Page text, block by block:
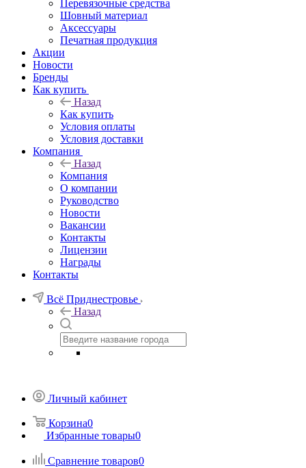
Перевязочные средства
Шовный материал
Аксессуары
Печатная продукция
Акции
Новости
Бренды
Как купить
Назад
Как купить
Условия оплаты
Условия доставки
Компания
Назад
Компания
О компании
Руководство
Новости
Вакансии
Контакты
Лицензии
Награды
Контакты
Всё Приднестровье
Назад
Личный кабинет
Корзина0
Избранные товары0
Сравнение товаров0